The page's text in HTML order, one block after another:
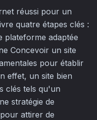
réussi pour un
quatre étapes clés :
plateforme adaptée
Concevoir un site
pour établir
effet, un site bien
clés tels qu'un
stratégie de
attirer de